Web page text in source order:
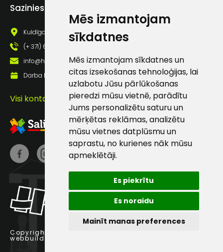
Mēs izmantojam
sīkdatnes
Mēs izmantojam sīkdatnes un
citas izsekošanas tehnoloģijas, lai
uzlabotu Jūsu pārlūkošanas
pieredzi mūsu vietnē, parādītu
Jums personalizētu saturu un
mērķētas reklāmas, analizētu
mūsu vietnes datplūsmu un
saprastu, no kurienes nāk mūsu
apmeklētāji.
Es piekrītu
Es noraidu
Mainīt manas preferences
Copyright © 2025 Hards SIA.
webbuilding.lv
Sazinies ar mums
Kuldīgas iela 69a, Saldus, Saldus nov., LV - 3801
(+ 371) 63 881 186
info@hards.lv
Darba laiks: Darbadienās: 8:00 - 17:00
Visi kontakti
Piekrītu saņemt
pastā
Sūtīt ziņojumu
Klientu
atbalsts
Darbdienās:
(+371) 63 881
186
info@hards.lv